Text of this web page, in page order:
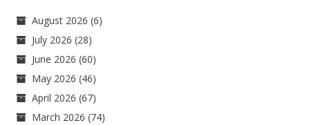
August 2026 (6)
July 2026 (28)
June 2026 (60)
May 2026 (46)
April 2026 (67)
March 2026 (74)